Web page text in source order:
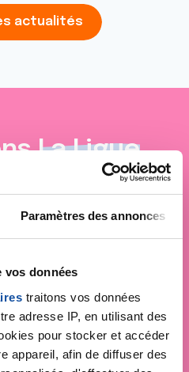
Paramètres des annonces
vos données
traitons vos données
adresse IP, en utilisant des
pour stocker et accéder
appareil, afin de diffuser des
actualités
La Ligue
cancer